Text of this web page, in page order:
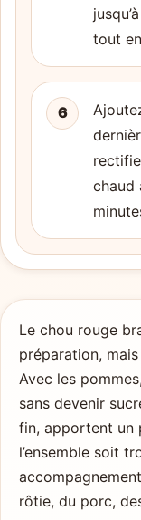
tout
6
chaud
Le chou rouge
préparation,
Avec les
sans devenir
fin, apportent un
l’ensemble soit
rôtie, du porc,